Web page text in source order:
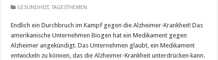
GESUNDHEIT,TAGESTHEMEN
Endlich ein Durchbruch im Kampf gegen die Alzheimer-Krankheit! Das
amerikanische Unternehmen Biogen hat ein Medikament gegen
Alzheimer angekündigt. Das Unternehmen glaubt, ein Medikament
entwickeln zu können, das die Alzheimer-Krankheit unterdrücken kann.